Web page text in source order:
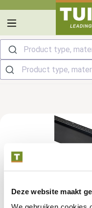
Deze website maakt
Product type,